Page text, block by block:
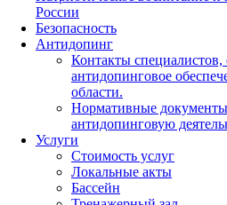
России
Безопасность
Антидопинг
Контакты специалистов,
антидопинговое
области.
Нормативные
антидопинговую
Услуги
Стоимость услуг
Локальные акты
Бассейн